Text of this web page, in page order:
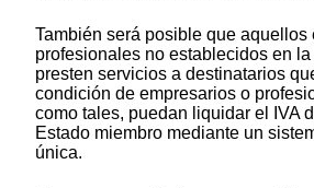
También será posible que aquellos
profesionales no establecidos en
presten servicios a destinatarios
condición de empresarios o
como tales, puedan liquidar el IVA
Estado miembro mediante un
única.